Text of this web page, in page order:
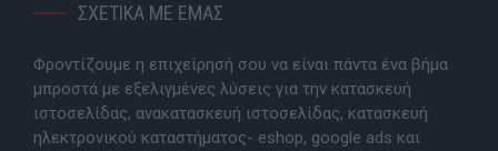
ΣΧΕΤΙΚΑ ΜΕ ΕΜΑΣ
Φροντίζουμε η επιχείρησή σου να είναι πάντα ένα βήμα
μπροστά με εξελιγμένες λύσεις για την κατασκευή
ιστοσελίδας, ανακατασκευή ιστοσελίδας, κατασκευή
ηλεκτρονικού καταστήματος- eshop, google ads και